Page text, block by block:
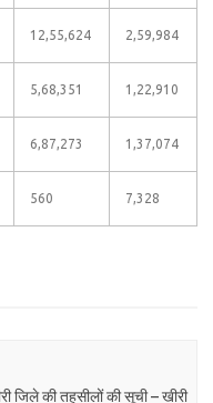
12,55,624 2,59,984
5,68,351 1,22,910
6,87,273 1,37,074
560 7,328
जिले की तहसीलों की सूची – खीरी